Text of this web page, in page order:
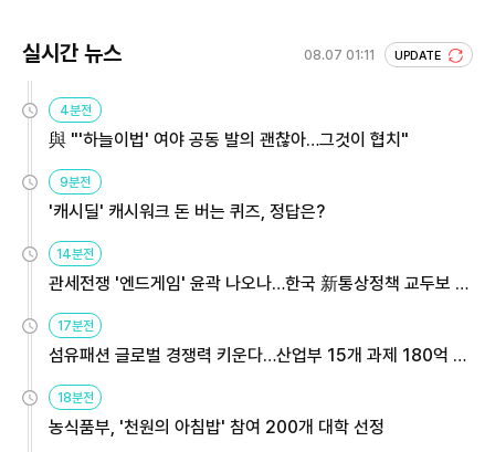
실시간 뉴스 08.07 01:11 UPDATE
4분전
與 "'하늘이법' 여야 공동 발의 괜찮아…그것이 협치"
9분전
'캐시딜' 캐시워크 돈 버는 퀴즈, 정답은?
14분전
관세전쟁 '엔드게임' 윤곽 나오나…한국 新통상정책 교두보 활
17분전
섬유패션 글로벌 경쟁력 키운다…산업부 15개 과제 180억 지
18분전
농식품부, '천원의 아침밥' 참여 200개 대학 선정